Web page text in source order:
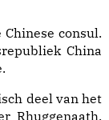
consul.
China
deel van het
Rhuggenaath.